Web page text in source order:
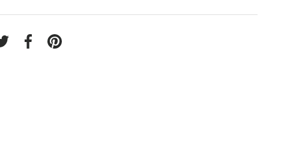
Tweeter sur Twitter
Partager sur Facebook
Épingler sur Pinterest